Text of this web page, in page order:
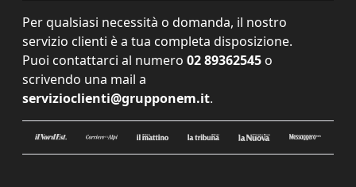
Per qualsiasi necessità o domanda, il nostro
servizio clienti è a tua completa disposizione.
Puoi contattarci al numero 02 89362545 o
scrivendo una mail a
servizioclienti@grupponem.it.